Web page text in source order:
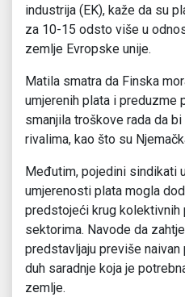
industrija (EK), kaže da su
za 10-15 odsto više u
zemlje Evropske unije.
Matila smatra da Finska
umjerenih plata i preduzme
smanjila troškove rada da
rivalima, kao što su
Međutim, pojedini sindikati
umjerenosti plata mogla
predstojeći krug kolektivnih
sektorima. Navode da
predstavljaju previše
duh saradnje koja je
zemlje.